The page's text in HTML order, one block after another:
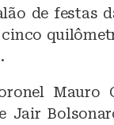
de festas
Mauro
Jair